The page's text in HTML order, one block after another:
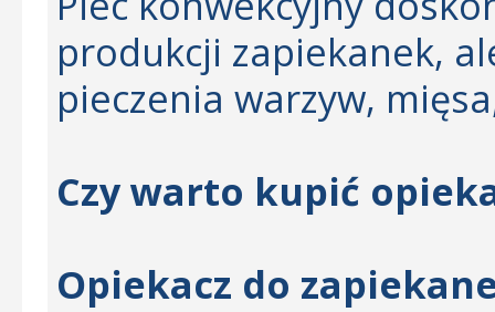
produkcji zapiekanek,
pieczenia warzyw,
Czy warto kupić
Opiekacz do